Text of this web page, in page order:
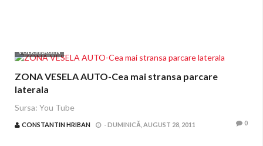
VOLKSWAGEN
ZONA VESELA AUTO-Cea mai stransa parcare
laterala
Sursa: You Tube
CONSTANTIN HRIBAN -DUMINICĂ, AUGUST 28, 2011 0